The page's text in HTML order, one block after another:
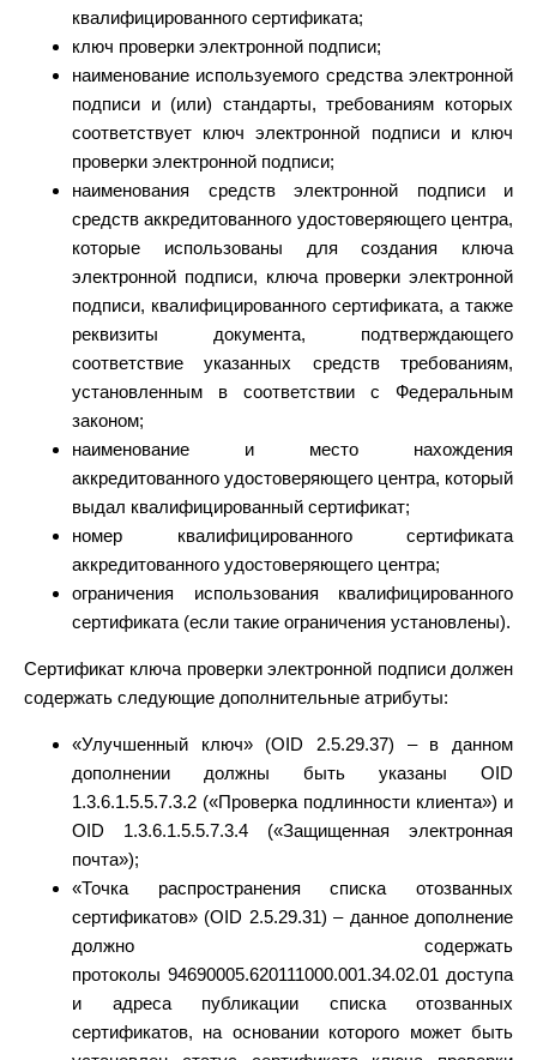
квалифицированного сертификата;
ключ проверки электронной подписи;
наименование используемого средства электронной
подписи и (или) стандарты, требованиям которых
соответствует ключ электронной подписи и ключ
проверки электронной подписи;
наименования средств электронной подписи и
средств аккредитованного удостоверяющего центра,
которые использованы для создания ключа
электронной подписи, ключа проверки электронной
подписи, квалифицированного сертификата, а также
реквизиты документа, подтверждающего
соответствие указанных средств требованиям,
установленным в соответствии с Федеральным
законом;
наименование и место нахождения
аккредитованного удостоверяющего центра, который
выдал квалифицированный сертификат;
номер квалифицированного сертификата
аккредитованного удостоверяющего центра;
ограничения использования квалифицированного
сертификата (если такие ограничения установлены).
Сертификат ключа проверки электронной подписи должен
содержать следующие дополнительные атрибуты:
«Улучшенный ключ» (OID 2.5.29.37) – в данном
дополнении должны быть указаны OID
1.3.6.1.5.5.7.3.2 («Проверка подлинности клиента») и
OID 1.3.6.1.5.5.7.3.4 («Защищенная электронная
почта»);
«Точка распространения списка отозванных
сертификатов» (OID 2.5.29.31) – данное дополнение
должно содержать
протоколы 94690005.620111000.001.34.02.01 доступа
и адреса публикации списка отозванных
сертификатов, на основании которого может быть